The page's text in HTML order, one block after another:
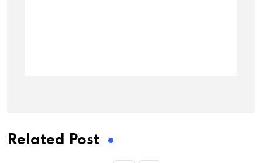
Related Post